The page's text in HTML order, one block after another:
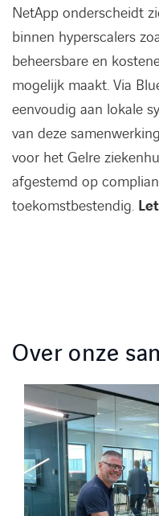
NetApp onderscheidt
binnen hyperscalers
beheersbare en
mogelijk maakt. Via
eenvoudig aan lokale
van deze
voor het Gelre
afgestemd op
toekomstbestendig.
Over onze